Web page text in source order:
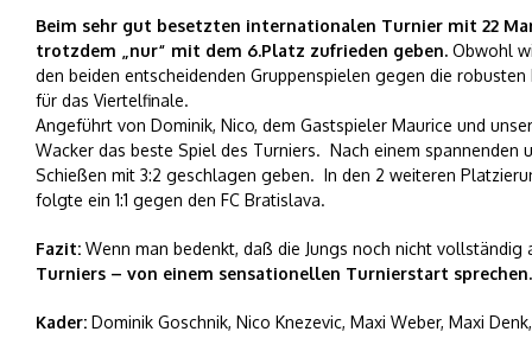
Beim sehr gut besetzten internationalen Turnier mit 22
trotzdem „nur“ mit dem 6.Platz zufrieden geben. Obwohl
den beiden entscheidenden Gruppenspielen gegen die
für das Viertelfinale.
Angeführt von Dominik, Nico, dem Gastspieler Maurice und
Wacker das beste Spiel des Turniers. Nach einem spannenden
Schießen mit 3:2 geschlagen geben. In den 2 weiteren
folgte ein 1:1 gegen den FC Bratislava.
Fazit: Wenn man bedenkt, daß die Jungs noch nicht
Turniers – von einem sensationellen Turnierstart sprechen.
Kader: Dominik Goschnik, Nico Knezevic, Maxi Weber, Maxi